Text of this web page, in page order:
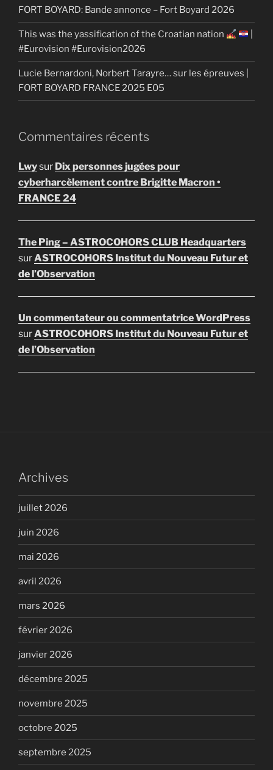
FORT BOYARD: Bande annonce – Fort Boyard 2026
This was the yassification of the Croatian nation
#Eurovision #Eurovision2026
Lucie Bernardoni, Norbert Tarayre… sur les épreuves |
FORT BOYARD FRANCE 2025 E05
Commentaires récents
Lwysur Dix personnes jugées pour
cyberharcèlement contre Brigitte Macron •
FRANCE 24
The Ping – ASTROCOHORS CLUB Headquarters
surASTROCOHORS Institut du Nouveau Futur et
de l’Observation
Un commentateur ou commentatrice WordPress
surASTROCOHORS Institut du Nouveau Futur et
de l’Observation
Archives
juillet 2026
juin 2026
mai 2026
avril 2026
mars 2026
février 2026
janvier 2026
décembre 2025
novembre 2025
octobre 2025
septembre 2025